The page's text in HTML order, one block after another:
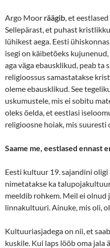
Argo Moor räägib, et
Sellepärast, et puhast
lühikest aega. Eesti
isegi on käibetõeks
aga väga ebausklikud, peab ta
religioossus samastatakse
oleme ebausklikud. See
uskumustele, mis ei sobitu
oleks öelda, et eestlasi
religioosne hoiak, mis suuresti
Saame me, eestlased ennast
Eesti kultuur 19. sajandini
nimetatakse ka
meeldib rohkem. Meil ei olnud
linnakultuuri. Ainuke, mis oli,
Kultuuriasjadega on nii, et
kuskile. Kui laps lööb oma jala